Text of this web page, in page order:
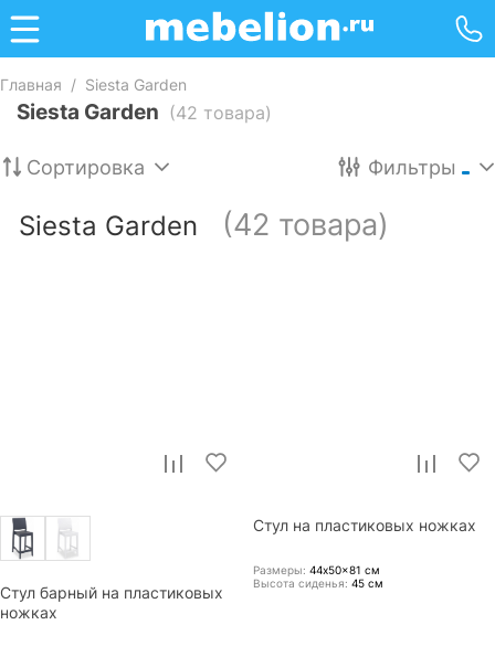
Главная / Siesta Garden
Siesta Garden (42 товара)
Сортировка Фильтры
Siesta Garden (42 товара)
Стул барный на пластиковых
ножках
Стул на пластиковых ножках
Размеры: 44x50x81 см
Высота сиденья: 45 см